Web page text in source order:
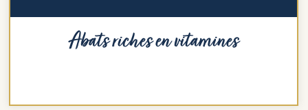
Abats riches en vitamines